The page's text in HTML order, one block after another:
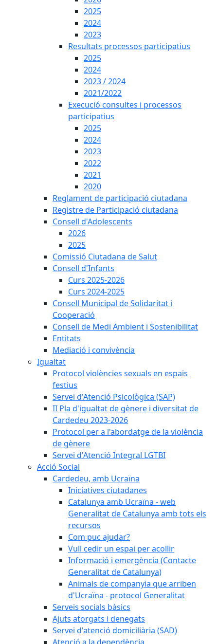
2025
2024
2023
Resultats processos participatius
2025
2024
2023 / 2024
2021/2022
Execució consultes i processos
participatius
2025
2024
2023
2022
2021
2020
Reglament de participació ciutadana
Registre de Participació ciutadana
Consell d'Adolescents
2026
2025
Comissió Ciutadana de Salut
Consell d'Infants
Curs 2025-2026
Curs 2024-2025
Consell Municipal de Solidaritat i
Cooperació
Consell de Medi Ambient i Sostenibilitat
Entitats
Mediació i convivència
Igualtat
Protocol violències sexuals en espais
festius
Servei d'Atenció Psicològica (SAP)
II Pla d'igualtat de gènere i diversitat de
Cardedeu 2023-2026
Protocol per a l'abordatge de la violència
de gènere
Servei d'Atenció Integral LGTBI
Acció Social
Cardedeu, amb Ucraïna
Iniciatives ciutadanes
Catalunya amb Ucraïna - web
Generalitat de Catalunya amb tots els
recursos
Com puc ajudar?
Vull cedir un espai per acollir
Informació i emergència (Contacte
Generalitat de Catalunya)
Animals de companyia que arriben
d'Ucraïna - protocol Generalitat
Serveis socials bàsics
Ajuts atorgats i denegats
Servei d'atenció domiciliària (SAD)